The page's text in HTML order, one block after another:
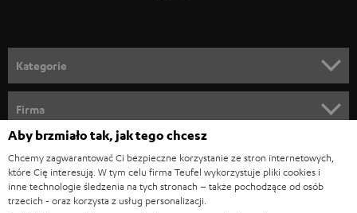
n
e
w
s
l
e
t
Kategorie
KOMPLETNE SYSTEMY
SOUNDBARY
GŁOŚNIKI HIFI
Firma
WSPARCIE
KARIERA
Sklepy internetowe Teufel
NIEMCY
Aby brzmiało tak, jak tego chcesz
Chcemy zagwarantować Ci bezpieczne korzystanie ze stron internetowych,
które Cię interesują. W tym celu firma Teufel wykorzystuje pliki cookies i
inne technologie śledzenia na tych stronach – także pochodzące od osób
trzecich - oraz korzysta z usług personalizacji.